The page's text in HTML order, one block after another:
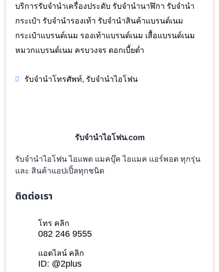
บริการรับจำนำเครื่องประดับ รับจำนำนาฬิกา รับจำนำ
กระเป๋า รับจำนำรองเท้า รับจำนำสินค้าแบรนด์เนม
กระเป๋าแบรนด์เนม รองเท้าแบรนด์เนม เสื้อแบรนด์เนม
หมวกแบรนด์เนม ครบวงจร ดอกเบี้ยต่ำ
รับจำนำโทรศัพท์, รับจำนำไอโฟน
รับจำนำไอโฟน.com
รับจำนำไอโฟน ไอแพด แมคบุ๊ค ไอแมค แอร์พอต ทุกรุ่น
และ สินค้าแอปเปิ้ลทุกชนิด
ติดต่อเรา
โทร คลิก
082 246 9555
แอดไลน์ คลิก
ID: @2plus